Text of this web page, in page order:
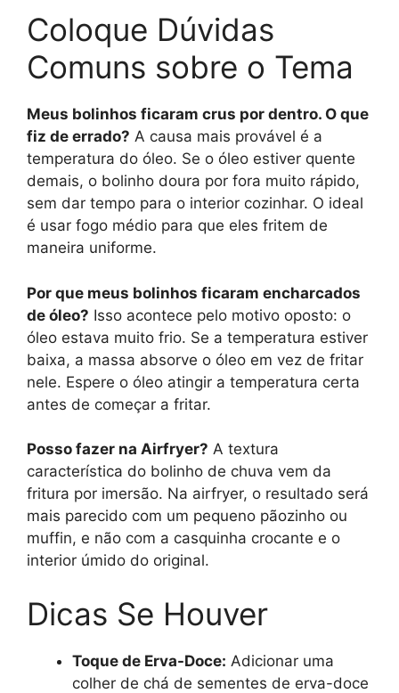
Coloque Dúvidas
Comuns sobre o Tema
Meus bolinhos ficaram crus por dentro. O que
fiz de errado? A causa mais provável é a
temperatura do óleo. Se o óleo estiver quente
demais, o bolinho doura por fora muito rápido,
sem dar tempo para o interior cozinhar. O ideal
é usar fogo médio para que eles fritem de
maneira uniforme.
Por que meus bolinhos ficaram encharcados
de óleo? Isso acontece pelo motivo oposto: o
óleo estava muito frio. Se a temperatura estiver
baixa, a massa absorve o óleo em vez de fritar
nele. Espere o óleo atingir a temperatura certa
antes de começar a fritar.
Posso fazer na Airfryer? A textura
característica do bolinho de chuva vem da
fritura por imersão. Na airfryer, o resultado será
mais parecido com um pequeno pãozinho ou
muffin, e não com a casquinha crocante e o
interior úmido do original.
Dicas Se Houver
Toque de Erva-Doce: Adicionar uma
colher de chá de sementes de erva-doce